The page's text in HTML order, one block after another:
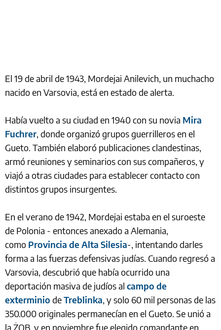
El 19 de abril de 1943, Mordejai Anilevich, un muchacho
nacido en Varsovia, está en estado de alerta.
Había vuelto a su ciudad en 1940 con su novia Mira
Fuchrer, donde organizó grupos guerrilleros en el
Gueto. También elaboró publicaciones clandestinas,
armó reuniones y seminarios con sus compañeros, y
viajó a otras ciudades para establecer contacto con
distintos grupos insurgentes.
En el verano de 1942, Mordejai estaba en el suroeste
de Polonia - entonces anexado a Alemania,
como Provincia de Alta Silesia-, intentando darles
forma a las fuerzas defensivas judías. Cuando regresó a
Varsovia, descubrió que había ocurrido una
deportación masiva de judíos al campo de
exterminio deTreblinka, y solo 60 mil personas de las
350.000 originales permanecían en el Gueto. Se unió a
la ŻOB, y en noviembre fue elegido comandante en